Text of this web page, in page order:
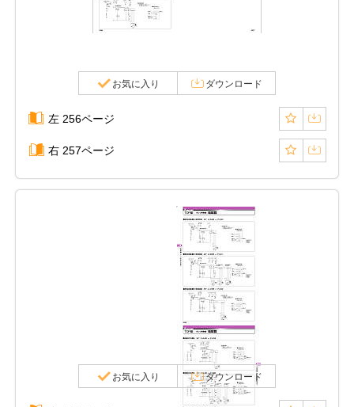
お気に入り ダウンロード
左 256ページ
右 257ページ
お気に入り ダウンロード